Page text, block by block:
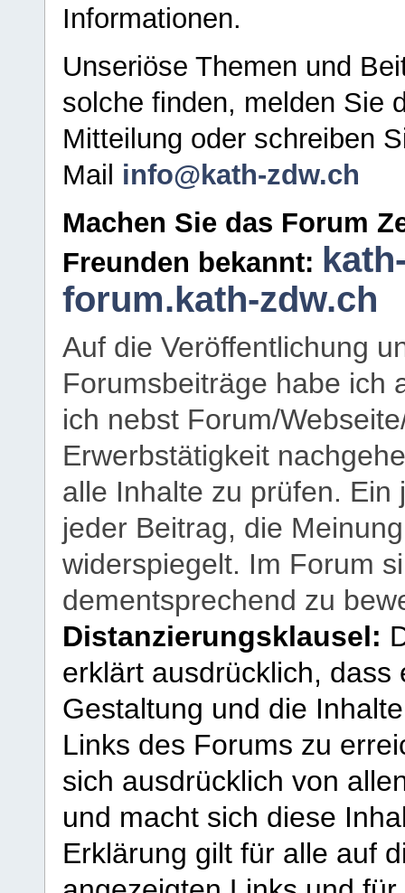
Informationen.
Unseriöse Themen und
solche finden, melden Sie
Mitteilung oder schreiben
Mail info@kath-zdw.ch
Machen Sie das Forum
Freunden bekannt:
forum.kath-zdw.ch
Auf die Veröffentlichung
Forumsbeiträge habe ich
ich nebst Forum/
Erwerbstätigkeit
alle Inhalte zu prüfen.
jeder Beitrag, die
widerspiegelt. Im Forum
dementsprechend zu
Distanzierungsklausel:
erklärt ausdrücklich,
Gestaltung und die
Links des Forums zu
sich ausdrücklich von
und macht sich diese
Erklärung gilt für alle auf